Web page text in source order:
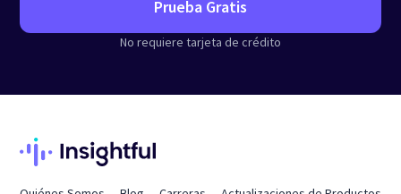
Prueba Gratis
No requiere tarjeta de crédito